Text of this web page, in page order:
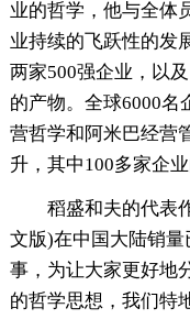
业的哲学，他与全体
业持续的飞跃性的发
两家500强企业，以
的产物。全球6000名
营哲学和阿米巴经营
升，其中100多家企
稻盛和夫的代表
文版)在中国大陆销
事，为让大家更好地
的哲学思想，我们特